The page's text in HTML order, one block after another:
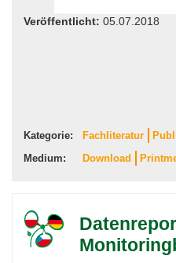
Veröffentlicht: 05.07.2018
Kategorie: Fachliteratur
Medium:
Download